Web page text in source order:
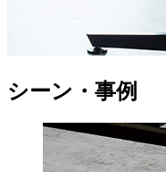
シーン・事例